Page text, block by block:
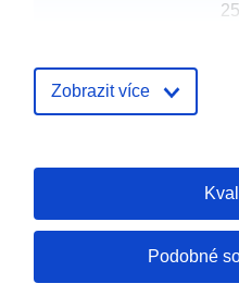
Místní:
Identifikátory:
Zobrazit více
Podobné